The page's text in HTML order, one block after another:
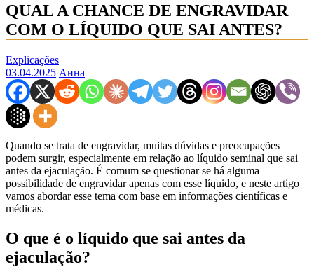
QUAL A CHANCE DE ENGRAVIDAR
COM O LÍQUIDO QUE SAI ANTES?
Explicações
03.04.2025 Анна
Quando se trata de engravidar, muitas dúvidas e preocupações
podem surgir, especialmente em relação ao líquido seminal que sai
antes da ejaculação. É comum se questionar se há alguma
possibilidade de engravidar apenas com esse líquido, e neste artigo
vamos abordar esse tema com base em informações científicas e
médicas.
O que é o líquido que sai antes da
ejaculação?